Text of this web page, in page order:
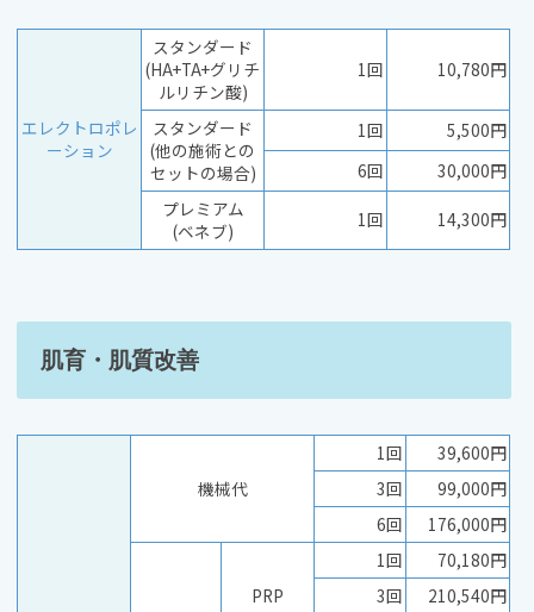
エレクトロポレ
ーション
スタンダード
(HA+TA+グリチ
ルリチン酸)
1回 10,780円
スタンダード
(他の施術との
セットの場合)
1回
5,500円
6回
30,000円
プレミアム
(ベネブ)
1回 14,300円
肌育・肌質改善
機械代
1回
39,600円
3回
99,000円
6回
176,000円
PRP
1回
70,180円
3回
210,540円